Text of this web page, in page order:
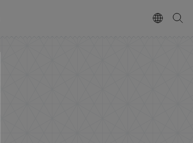
VælgSøg